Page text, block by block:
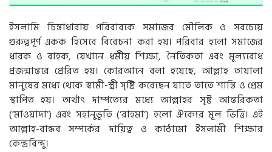
ইসলামি চিন্তাধারায় পরিবারকে সমাজের মৌলিক ও সবচেয়ে
গুরুত্বপূর্ণ একক হিসেবে বিবেচনা করা হয়। পরিবার হলো সমাজের
ধারক ও বাহক, যেখানে ধর্মীয় শিক্ষা, নৈতিকতা এবং মূল্যবোধ
প্রজন্মান্তরে প্রেরিত হয়। কোরআনে বলা হয়েছে, আল্লাহ তায়ালা
মানুষের মধ্যে থেকে স্বামী-স্ত্রী সৃষ্টি করেছেন যাতে তাতে শান্তি ও প্রেম
স্থাপিত হয়। অর্থাৎ দাম্পত্যের মধ্যে আল্লাহর সৃষ্ট আন্তরিকতা
(‘মাওয়াদা’) এবং সহানুভূতি (‘রাহমা’) হলো ঐক্যের মূল ভিত্তি। এই
আল্লাহ-বান্ধব সম্পর্কের দায়িত্ব ও কাঠামো ইসলামী শিক্ষার
কেন্দ্রবিন্দু।